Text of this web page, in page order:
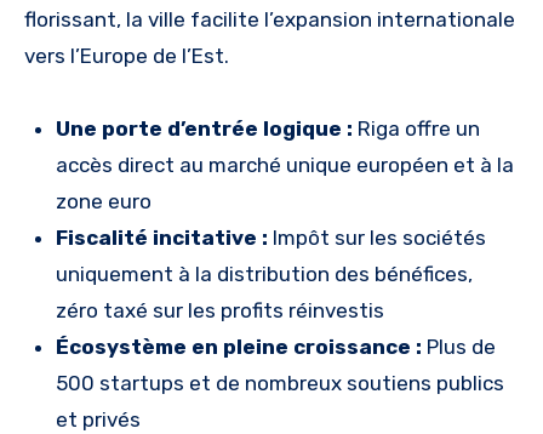
florissant, la ville facilite l’expansion internationale
vers l’Europe de l’Est.
Une porte d’entrée logique : Riga offre un
accès direct au marché unique européen et à la
zone euro
Fiscalité incitative : Impôt sur les sociétés
uniquement à la distribution des bénéfices,
zéro taxé sur les profits réinvestis
Écosystème en pleine croissance : Plus de
500 startups et de nombreux soutiens publics
et privés